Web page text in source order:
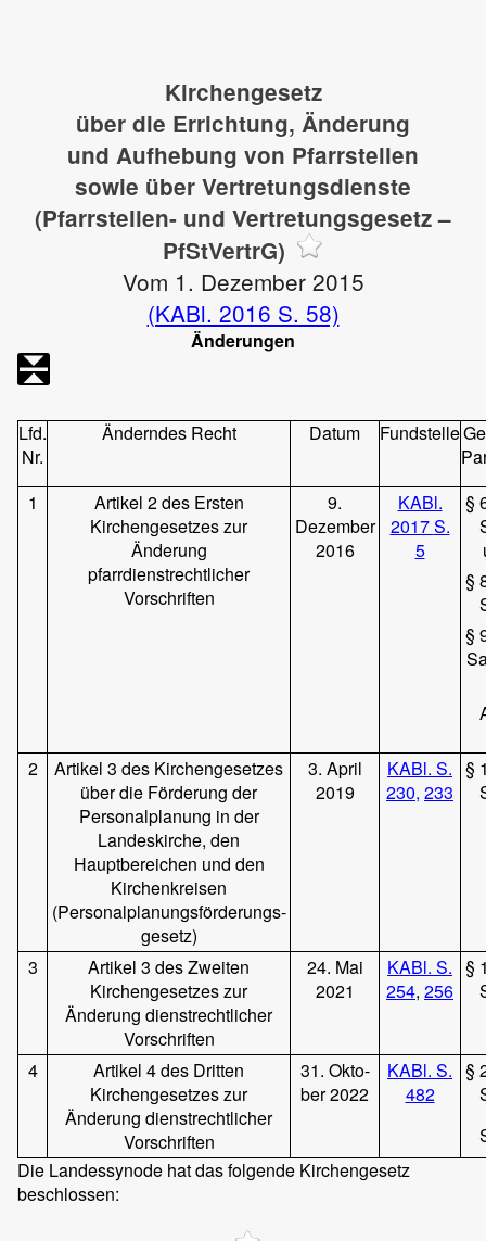
Kirchengesetz
über die Errichtung, Änderung
und Aufhebung von Pfarrstellen
sowie über Vertretungsdienste
(Pfarrstellen- und Vertretungsgesetz –
PfStVertrG)
Vom 1. Dezember 2015
(KABl. 2016 S. 58)
Änderungen
Lfd.
Nr.
Änderndes Recht Datum Fundstelle
1
Artikel 2 des Ersten
Kirchengesetzes zur
Änderung
pfarrdienstrechtlicher
Vorschriften
9.
Dezember
2016
KABl.
2017S.
5
§
§
§
2
Artikel 3 des Kirchengesetzes
über die Förderung der
Personalplanung in der
Landeskirche, den
Hauptbereichen und den
Kirchenkreisen
(Personalplanungsförderungs-
gesetz)
3. April
2019
KABl. S.
230, 233
§
3
Artikel 3 des Zweiten
Kirchengesetzes zur
Änderung dienstrechtlicher
Vorschriften
24. Mai
2021
KABl. S.
254, 256
§
4
Artikel 4 des Dritten
Kirchengesetzes zur
Änderung dienstrechtlicher
Vorschriften
31. Okto-
ber 2022
KABl. S.
482
§
Die Landessynode hat das folgende Kirchengesetz
beschlossen: